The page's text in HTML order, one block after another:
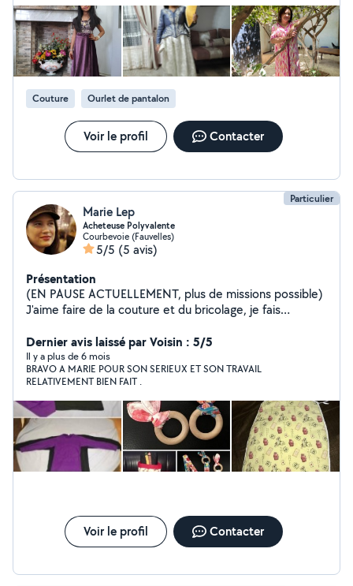
adaptées à votre goût. - Robe Blanche & Robe de
Soirée : Pour vos occasions spéciales, je confectionne
des robes sur mesure qui vous mettront en valeur. -
Tailleurs sur Mesure : Un style élégant et professionnel,
parfaitement adapté à votre silhouette. Réparation et
Rénovation : Ne jetez pas vos vêtements abîmés ! Je
propose également des services de réparation pour
redonner vie à vos pièces préférées.
Couture Ourlet de pantalon
Voir le profil Contacter
Particulier
Marie Lep
Acheteuse Polyvalente
Courbevoie (Fauvelles)
5/5 (5 avis)
Présentation
(EN PAUSE ACTUELLEMENT, plus de missions possible)
J'aime faire de la couture et du bricolage, je fais
nombreux voisins via cette application. Cependant la
naissance de ma fille m'a beaucoup désorganisée et je
ne peux plus passer autant de temps que je le voudrai
pour aider
Dernier avis laissé par Voisin : 5/5
Il y a plus de 6 mois
BRAVO A MARIE POUR SON SERIEUX ET SON TRAVAIL
RELATIVEMENT BIEN FAIT .
Voir le profil Contacter